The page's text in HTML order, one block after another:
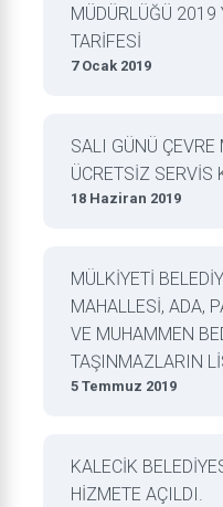
MÜDÜRLÜĞÜ
TARİFESİ
7 Ocak 2019
SALI GÜNÜ ÇEVRE
ÜCRETSİZ SERVİS
18 Haziran 2019
MÜLKİYETİ
MAHALLESİ, ADA,
VE MUHAMMEN
TAŞINMAZLARIN
5 Temmuz 2019
KALECİK
HİZMETE AÇILDI.